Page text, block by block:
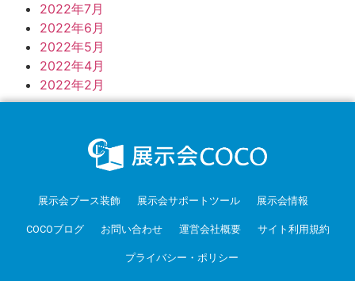
2022年7月
2022年6月
2022年5月
2022年4月
2022年2月
展示会ブース装飾 展示会サポートツール 展示会情報
COCOブログ お問い合わせ 運営会社概要 サイト利用規約
プライバシー・ポリシー